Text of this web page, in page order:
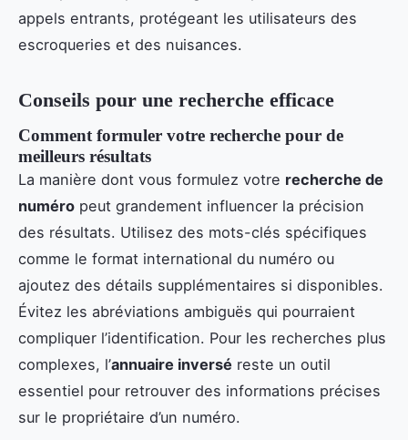
appels entrants, protégeant les utilisateurs des
escroqueries et des nuisances.
Conseils pour une recherche efficace
Comment formuler votre recherche pour de
meilleurs résultats
La manière dont vous formulez votre recherche de
numéro peut grandement influencer la précision
des résultats. Utilisez des mots-clés spécifiques
comme le format international du numéro ou
ajoutez des détails supplémentaires si disponibles.
Évitez les abréviations ambiguës qui pourraient
compliquer l’identification. Pour les recherches plus
complexes, l’annuaire inversé reste un outil
essentiel pour retrouver des informations précises
sur le propriétaire d’un numéro.